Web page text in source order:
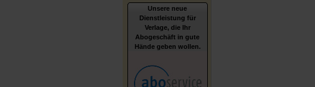
Unsere neue
Dienstleistung für
Verlage, die Ihr
Abogeschäft in gute
Hände geben wollen.